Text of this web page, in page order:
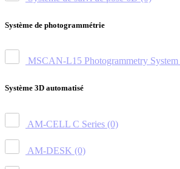
Système de photogrammétrie
MSCAN-L15 Photogrammetry System
Système 3D automatisé
AM-CELL C Series (0)
AM-DESK (0)